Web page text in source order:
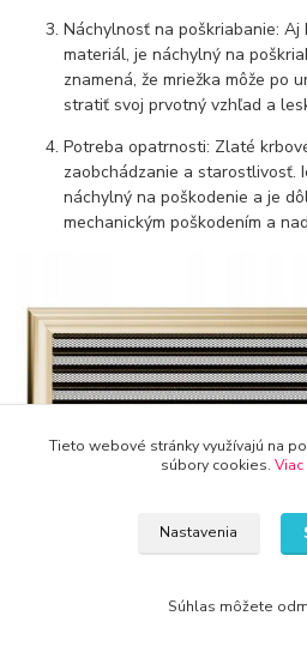
Náchylnosť na poškriabanie:
materiál, je náchylný na
znamená, že mriežka môže po
stratiť svoj prvotný vzhľad a
Potreba opatrnosti: Zlaté
zaobchádzanie a starostlivosť.
náchylný na poškodenie a je
mechanickým poškodením a
Správna starostlivosť a pravidelné
niektoré tipy na čistenie zlatej krbovej
Tieto webové stránky využívajú na
súbory cookies.
Nastavenia
Súhlas môžete